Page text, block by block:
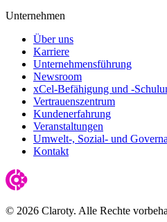
Unternehmen
Über uns
Karriere
Unternehmensführung
Newsroom
xCel-Befähigung und -
Vertrauenszentrum
Kundenerfahrung
Veranstaltungen
Umwelt-, Sozial- und
Kontakt
© 2026 Claroty. Alle Rechte